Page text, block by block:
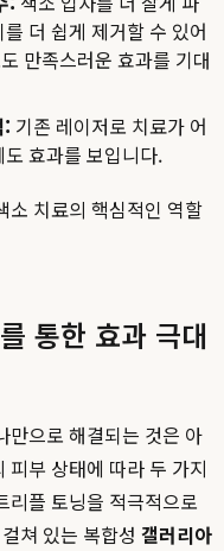
더 쉽게 제거할 수 있어
만족스러운 효과를 기대
: 기존 레이저로 치료가 어
효과를 보입니다.
소 치료의 핵심적인 역할
통한 효과 극대
만으로 해결되는 것은 아
피부 상태에 따라 두 가지
리플 토닝을 적극적으로
쳐 있는 복합성 갤러리아